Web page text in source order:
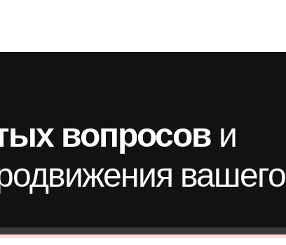
вопросов и
вашего